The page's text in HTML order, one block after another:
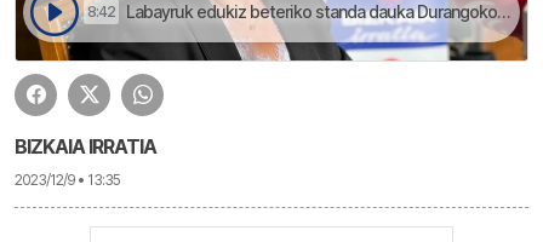
8:42 Labayruk edukiz beteriko standa dauka Durangoko Azokan | Aupa Bizkaia
BIZKAIA IRRATIA
2023/12/9 • 13:35